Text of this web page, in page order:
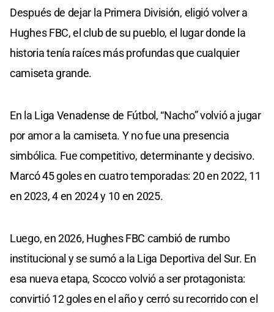
Después de dejar la Primera División, eligió volver a
Hughes FBC, el club de su pueblo, el lugar donde la
historia tenía raíces más profundas que cualquier
camiseta grande.
En la Liga Venadense de Fútbol, “Nacho” volvió a jugar
por amor a la camiseta. Y no fue una presencia
simbólica. Fue competitivo, determinante y decisivo.
Marcó 45 goles en cuatro temporadas: 20 en 2022, 11
en 2023, 4 en 2024 y 10 en 2025.
Luego, en 2026, Hughes FBC cambió de rumbo
institucional y se sumó a la Liga Deportiva del Sur. En
esa nueva etapa, Scocco volvió a ser protagonista:
convirtió 12 goles en el año y cerró su recorrido con el